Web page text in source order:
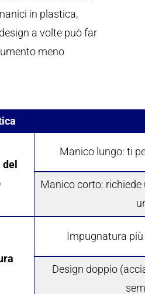
in plastica,
a volte può far
meno
Manico lungo: ti
Manico corto: richiede
Impugnatura
Design doppio